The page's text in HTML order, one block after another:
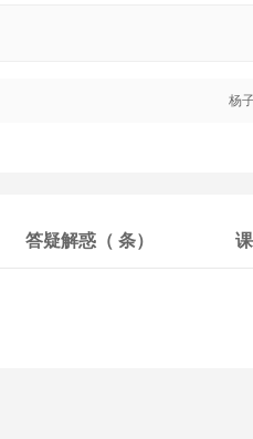
杨
答疑解惑（ 条）